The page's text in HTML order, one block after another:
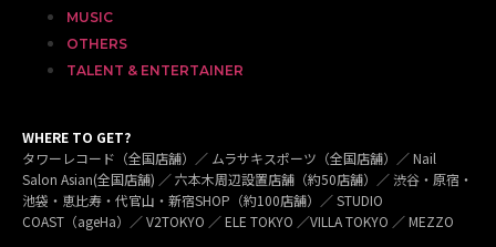
MUSIC
OTHERS
TALENT & ENTERTAINER
WHERE TO GET?
タワーレコード（全国店舗）／ ムラサキスポーツ（全国店舗）／ Nail
Salon Asian(全国店舗) ／ 六本木周辺設置店舗（約50店舗）／ 渋谷・原宿・
池袋・恵比寿・代官山・新宿SHOP（約100店舗）／ STUDIO
COAST（ageHa）／ V2TOKYO ／ ELE TOKYO ／VILLA TOKYO ／ MEZZO